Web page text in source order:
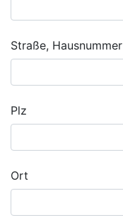
Straße, Hausnummer
Plz
Ort